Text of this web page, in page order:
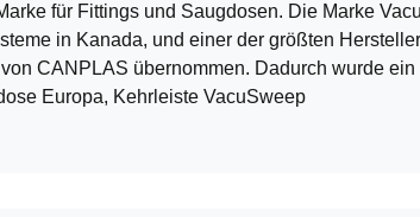
für Fittings und Saugdosen. Die Marke
in Kanada, und einer der größten
CANPLAS übernommen. Dadurch wurde
Europa, Kehrleiste VacuSweep